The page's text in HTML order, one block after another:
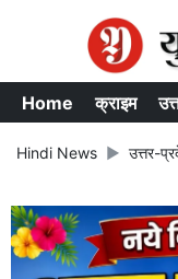
Home क्राइम
Hindi News उत्तर-